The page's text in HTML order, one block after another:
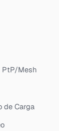
PtP/Mesh
de Carga